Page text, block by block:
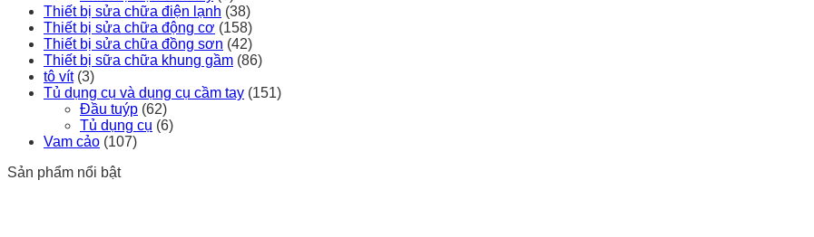
Thiết bị sửa chữa điện lạnh (38)
Thiết bị sửa chữa động cơ (158)
Thiết bị sửa chữa đồng sơn (42)
Thiết bị sữa chữa khung gầm (86)
tô vít (3)
Tủ dụng cụ và dụng cụ cầm tay (151)
Đầu tuýp (62)
Tủ dụng cụ (6)
Vam cảo (107)
Sản phẩm nổi bật